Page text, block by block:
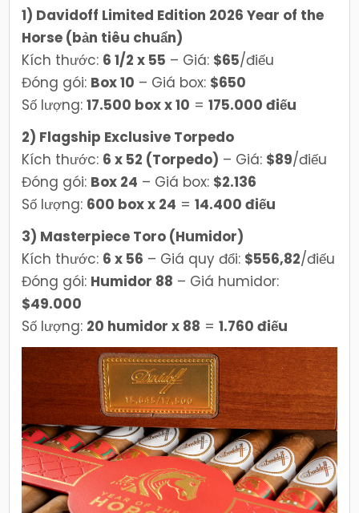
1) Davidoff Limited Edition 2026 Year of the
Horse (bản tiêu chuẩn)
Kích thước: 6 1/2 x 55 – Giá: $65/điếu
Đóng gói: Box 10 – Giá box: $650
Số lượng:17.500 box x 10 =175.000 điếu
2) Flagship Exclusive Torpedo
Kích thước: 6 x 52 (Torpedo) – Giá: $89/điếu
Đóng gói: Box 24 – Giá box: $2.136
Số lượng: 600 box x 24 =14.400 điếu
3) Masterpiece Toro (Humidor)
Kích thước: 6 x 56 – Giá quy đổi: $556,82/điếu
Đóng gói: Humidor 88 – Giá humidor:
$49.000
Số lượng: 20 humidor x 88 =1.760 điếu